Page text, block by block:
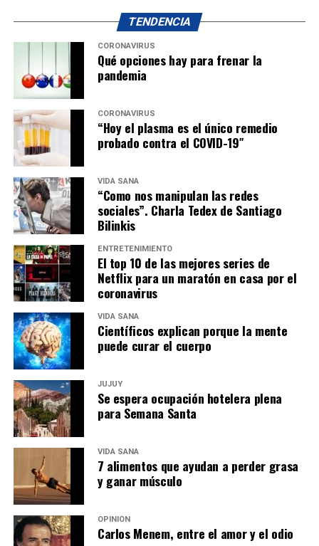
TENDENCIA
CORONAVIRUS
Qué opciones hay para frenar la
pandemia
CORONAVIRUS
“Hoy el plasma es el único remedio
probado contra el COVID-19″
VIDA SANA
“Como nos manipulan las redes
sociales”. Charla Tedex de Santiago
Bilinkis
ENTRETENIMIENTO
El top 10 de las mejores series de
Netflix para un maratón en casa por el
coronavirus
VIDA SANA
Científicos explican porque la mente
puede curar el cuerpo
JUJUY
Se espera ocupación hotelera plena
para Semana Santa
VIDA SANA
7 alimentos que ayudan a perder grasa
y ganar músculo
OPINIÓN
Carlos Menem, entre el amor y el odio